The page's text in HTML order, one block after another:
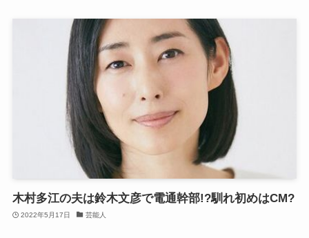
木村多江の夫は鈴木文彦で電通幹部!?馴れ初めはCM?
2022年5月17日 芸能人